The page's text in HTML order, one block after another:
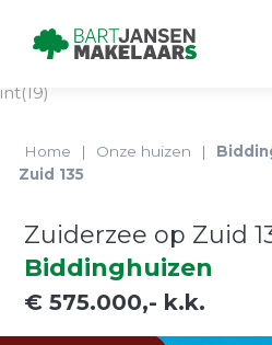
int(19)
Home | Onze huizen |
Zuid 135
Zuiderzee op Zuid
Biddinghuizen
€ 575.000,- k.k.